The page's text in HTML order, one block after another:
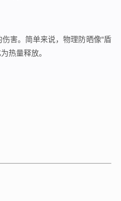
害。简单来说，物理防晒像“盾
热量释放。